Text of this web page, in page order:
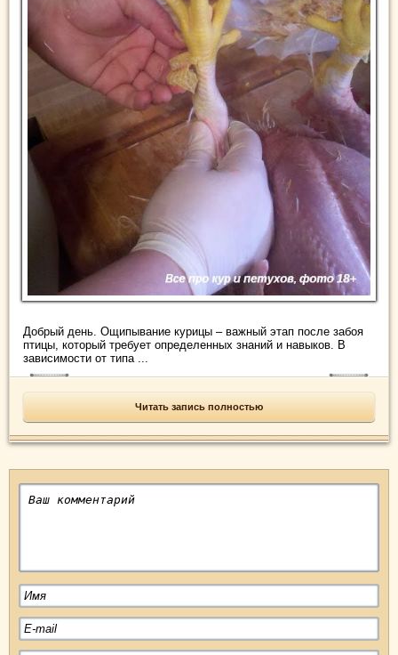
Добрый день. Ощипывание курицы – важный этап после забоя
птицы, который требует определенных знаний и навыков. В
зависимости от типа ...
Читать запись полностью